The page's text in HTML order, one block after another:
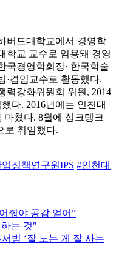
버드대학교에서 경영학
학교 교수로 임용돼 경영
국경영학회장· 한국학술
·겸임교수로 활동했다.
력강화위원회 위원, 2014
다. 2016년에는 인천대
쳤다. 8월에 싱크탱크
로 취임했다.
업정책연구원IPS #인천대
줘야 공감 얻어”
는 것"
범 ‘잘 노는 게 잘 사는